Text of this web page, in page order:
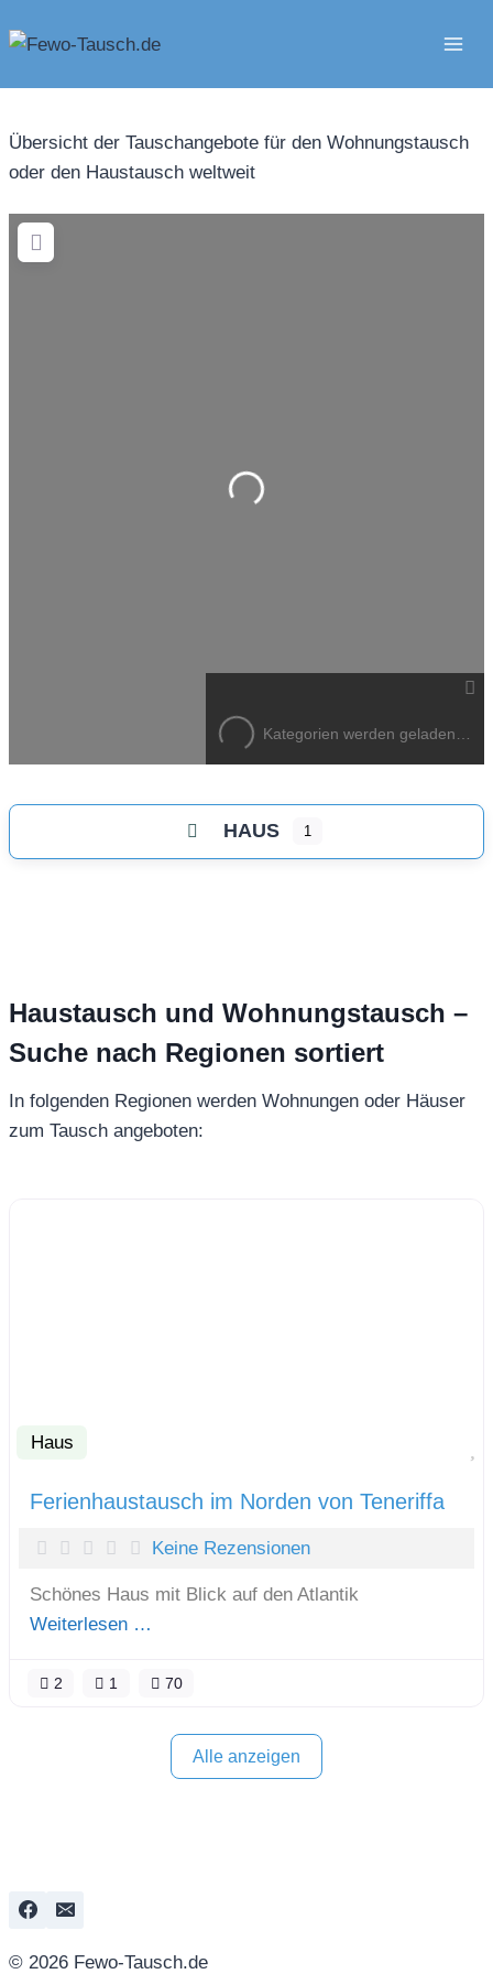
Inhalt
Übersicht der Tauschangebote für den Wohnungstausch
oder den Haustausch weltweit
Wird geladen …
Kategorien werden geladen…
HAUS 1
Haustausch und Wohnungstausch –
Suche nach Regionen sortiert
In folgenden Regionen werden Wohnungen oder Häuser
zum Tausch angeboten:
Haus
Ferienhaustausch im Norden von Teneriffa
Keine Rezensionen
Schönes Haus mit Blick auf den Atlantik
Weiterlesen …
2 1 70
Alle anzeigen
© 2026 Fewo-Tausch.de